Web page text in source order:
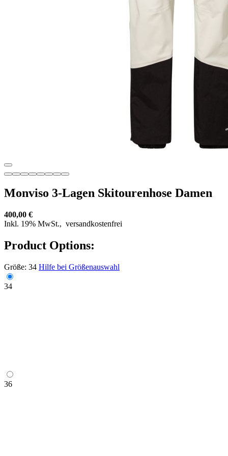
Monviso 3-Lagen Skitourenhose Damen
400,00 €
Inkl. 19% MwSt., versandkostenfrei
Product Options:
Größe: 34 Hilfe bei Größenauswahl
34
36